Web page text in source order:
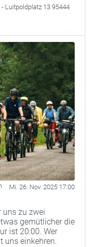
Luitpoldplatz 13 95444
Mi. 26. Nov. 2025 17:00
zu zwei
gemütlicher die
ist 20:00. Wer
uns einkehren.